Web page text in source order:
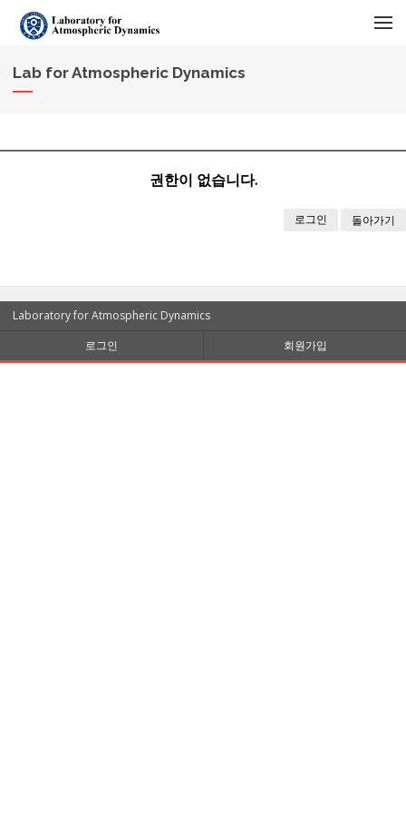
Lab for Atmospheric Dynamics
권한이 없습니다.
로그인 돌아가기
Laboratory for Atmospheric Dynamics
로그인
회원가입